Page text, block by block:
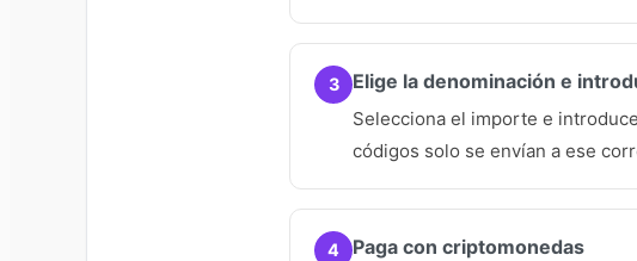
3 Elige la denominación e
Selecciona el importe e
códigos solo se envían a ese
4 Paga con criptomonedas